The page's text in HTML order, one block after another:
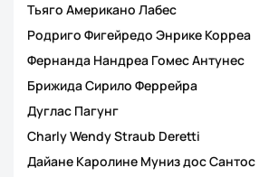
Тьяго Американо Лабес
Родриго Фигейредо Энрике Корреа
Фернанда Нандреа Гомес Антунес
Брижида Сирило Феррейра
Дуглас Пагунг
Charly Wendy Straub Deretti
Дайане Каролине Муниз дос Сантос